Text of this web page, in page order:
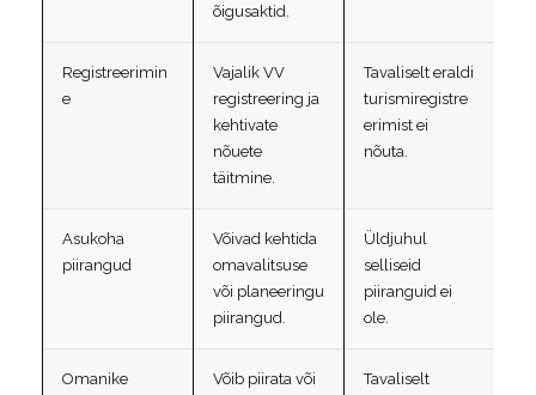
õigusaktid.
Registreerimin
e
Vajalik VV
registreering ja
kehtivate
nõuete
täitmine.
Tavaliselt eraldi
turismiregistre
erimist ei
nõuta.
Asukoha
piirangud
Võivad kehtida
omavalitsuse
või planeeringu
piirangud.
Üldjuhul
selliseid
piiranguid ei
ole.
Omanike
Võib piirata või
Tavaliselt